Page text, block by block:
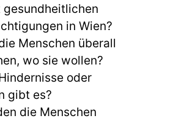
gesundheitlichen
in Wien?
Menschen überall
wo sie wollen?
oder
gibt es?
die Menschen